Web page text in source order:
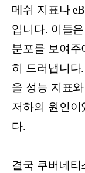
메쉬 지표나
입니다. 이들
분포를 보여주
히 드러냅니다
을 성능 지표
저하의 원인이
다.
결국 쿠버네